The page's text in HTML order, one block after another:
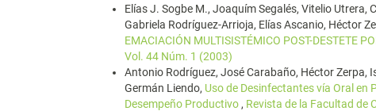
Elías J. Sogbe M., Joaquím Segalés, Vitelio Utrera,
Gabriela Rodríguez-Arrioja, Elías Ascanio, Héctor
EMACIACIÓN MULTISISTÉMICO POST-DESTETE
Vol. 44 Núm. 1 (2003)
Antonio Rodríguez, José Carabaño, Héctor Zerpa,
Germán Liendo, Uso de Desinfectantes vía Oral en
Desempeño Productivo , Revista de la Facultad de